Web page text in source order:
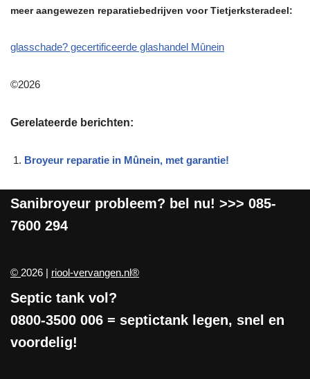
meer aangewezen reparatiebedrijven voor Tietjerksteradeel:
glasschade? gecertificeerde glashandel Mûnein
©2026
Gerelateerde berichten:
Broyeur reparatie in Mûnein, met garantie!
Sanibroyeur probleem? bel nu! >>> 085-
7600 294
© 2026 | riool-vervangen.nl®
Septic tank vol?
0800-3500 006 = septictank legen, snel en
voordelig!